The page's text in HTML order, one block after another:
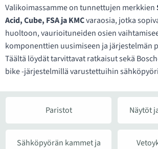
Valikoimassamme on tunnettujen merkkien
Acid, Cube, FSA ja KMCvaraosia, jotka
huoltoon, vaurioituneiden osien
komponenttien uusimiseen ja järjestelmän
Täältä löydät tarvittavat ratkaisut sekä
bike -järjestelmillä varustettuihin
Paristot Näytöt
Sähköpyörän kammet ja